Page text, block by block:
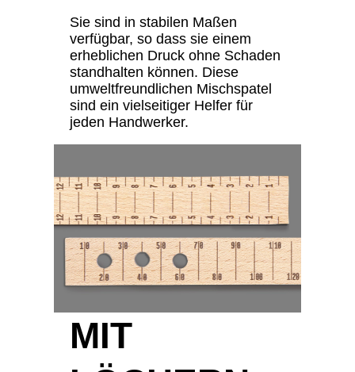
Sie sind in stabilen Maßen
verfügbar, so dass sie einem
erheblichen Druck ohne Schaden
standhalten können. Diese
umweltfreundlichen Mischspatel
sind ein vielseitiger Helfer für
jeden Handwerker.
MIT